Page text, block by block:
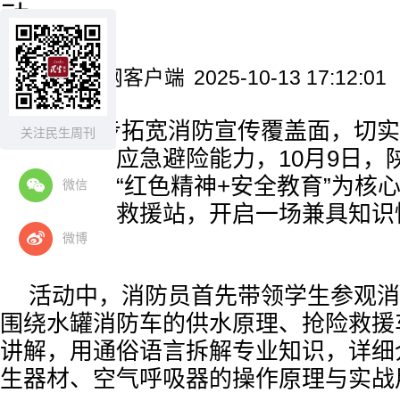
关注民生周刊
微信
微博
动
来源：新华网客户端 2025-10-13 17:12:01
为进一步拓宽消防宣传覆盖面，切
安全意识与应急避险能力，10月9日，
救援支队以“红色精神+安全教育”为核
生走进消防救援站，开启一场兼具知
科普之旅。
活动中，消防员首先带领学生参观
围绕水罐消防车的供水原理、抢险救
讲解，用通俗语言拆解专业知识，详
生器材、空气呼吸器的操作原理与实